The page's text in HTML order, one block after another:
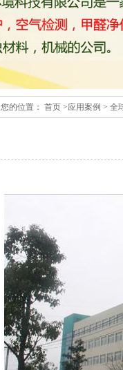
您的位置： 首页 >应用案例 > 全